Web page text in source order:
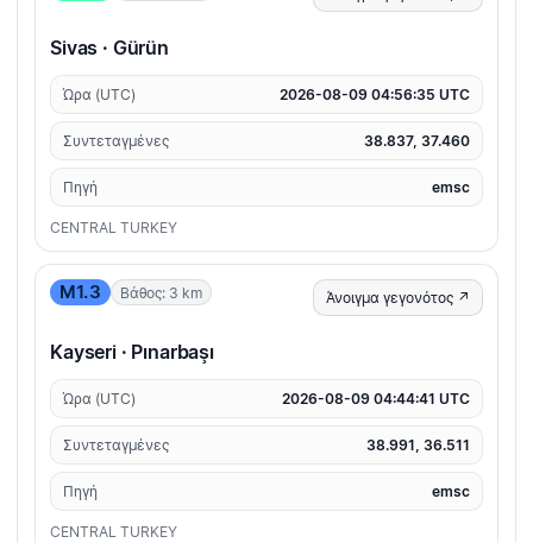
Sivas · Gürün
Ώρα (UTC) 2026-08-09 04:56:35 UTC
Συντεταγμένες 38.837, 37.460
Πηγή emsc
CENTRAL TURKEY
M1.3 Βάθος: 3 km Άνοιγμα γεγονότος ↗
Kayseri · Pınarbaşı
Ώρα (UTC) 2026-08-09 04:44:41 UTC
Συντεταγμένες 38.991, 36.511
Πηγή emsc
CENTRAL TURKEY